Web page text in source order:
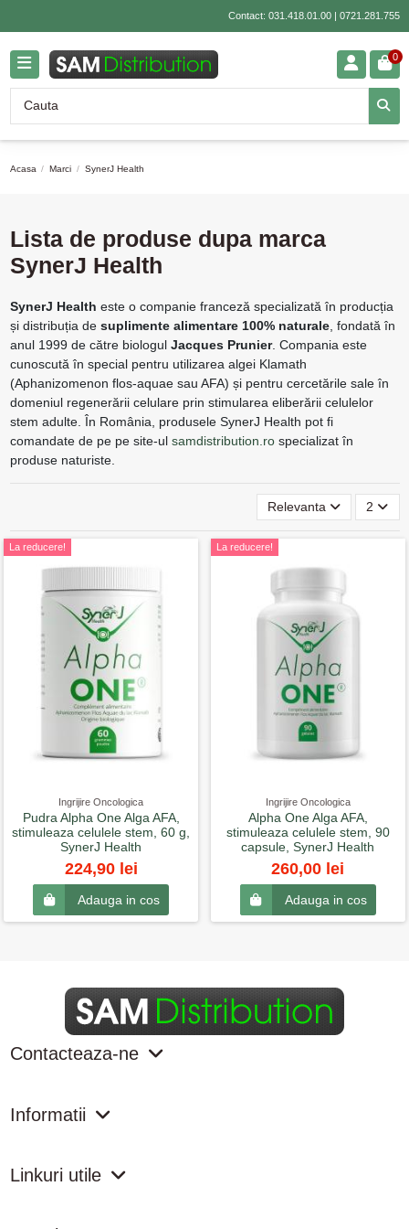
Contact: 031.418.01.00| 0721.281.755
0
Acasa Marci SynerJ Health
Lista de produse dupa marca
SynerJ Health
SynerJ Health este o companie franceză specializată în producția
și distribuția de suplimente alimentare 100% naturale, fondată în
anul 1999 de către biologul Jacques Prunier. Compania este
cunoscută în special pentru utilizarea algei Klamath
(Aphanizomenon flos-aquae sau AFA) și pentru cercetările sale în
domeniul regenerării celulare prin stimularea eliberării celulelor
stem adulte. În România, produsele SynerJ Health pot fi
comandate de pe pe site-ul samdistribution.rospecializat în
produse naturiste.
Relevanta 2
La reducere!
Ingrijire Oncologica
Pudra Alpha One Alga AFA,
stimuleaza celulele stem, 60 g,
SynerJ Health
224,90 lei
Adauga in cos
La reducere!
Ingrijire Oncologica
Alpha One Alga AFA,
stimuleaza celulele stem, 90
capsule, SynerJ Health
260,00 lei
Adauga in cos
Contacteaza-ne
Informatii
Linkuri utile